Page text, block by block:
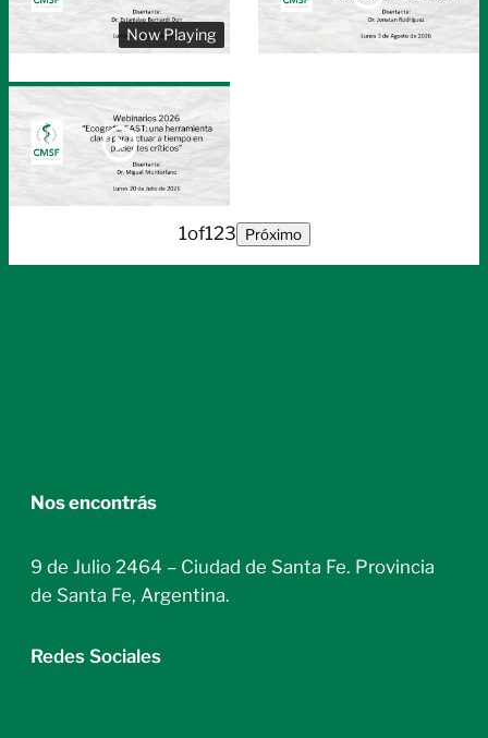
Now Playing
1of123 Próximo
Nos encontrás
9 de Julio 2464 – Ciudad de Santa Fe. Provincia
de Santa Fe, Argentina.
Redes Sociales